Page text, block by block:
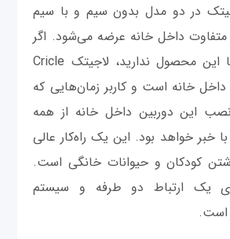
در دو مدل بدون سیم و با سیم
متفاوت داخل خانه عرضه می‌شود. اگر
آشنایی چندانی با این محصول ندارید، لاجیتک Cricle
خانه است و کاربر زمان‌هایی که
این دوربین داخل خانه از همه
خبر خواهد بود. این یک راه‌کار عالی
کودکان و حیوانات خانگی است.
یک ارتباط دو طرفه و سیستم
است.